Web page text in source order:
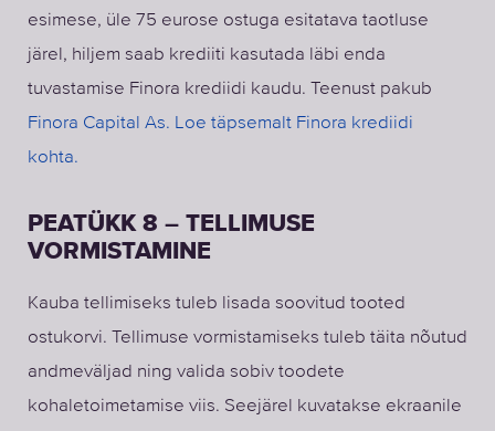
esimese, üle 75 eurose ostuga esitatava taotluse
järel, hiljem saab krediiti kasutada läbi enda
tuvastamise Finora krediidi kaudu. Teenust pakub
Finora Capital As. Loe täpsemalt Finora krediidi
kohta.
PEATÜKK 8 – TELLIMUSE
VORMISTAMINE
Kauba tellimiseks tuleb lisada soovitud tooted
ostukorvi. Tellimuse vormistamiseks tuleb täita nõutud
andmeväljad ning valida sobiv toodete
kohaletoimetamise viis. Seejärel kuvatakse ekraanile